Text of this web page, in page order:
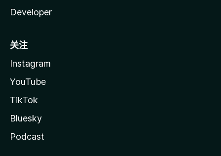
Developer
关注
Instagram
YouTube
TikTok
Bluesky
Podcast